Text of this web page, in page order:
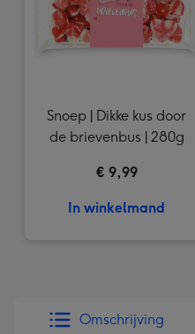
Snoep | Dikke kus door
de brievenbus | 280g
€ 9,99
In winkelmand
Omschrijving